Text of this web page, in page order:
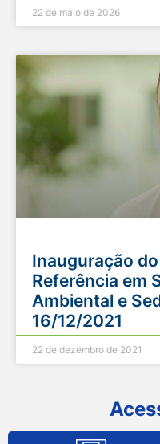
22 de maio de 2026
Inauguração
Referência em
Ambiental e
16/12/2021
22 de dezembro de 2021